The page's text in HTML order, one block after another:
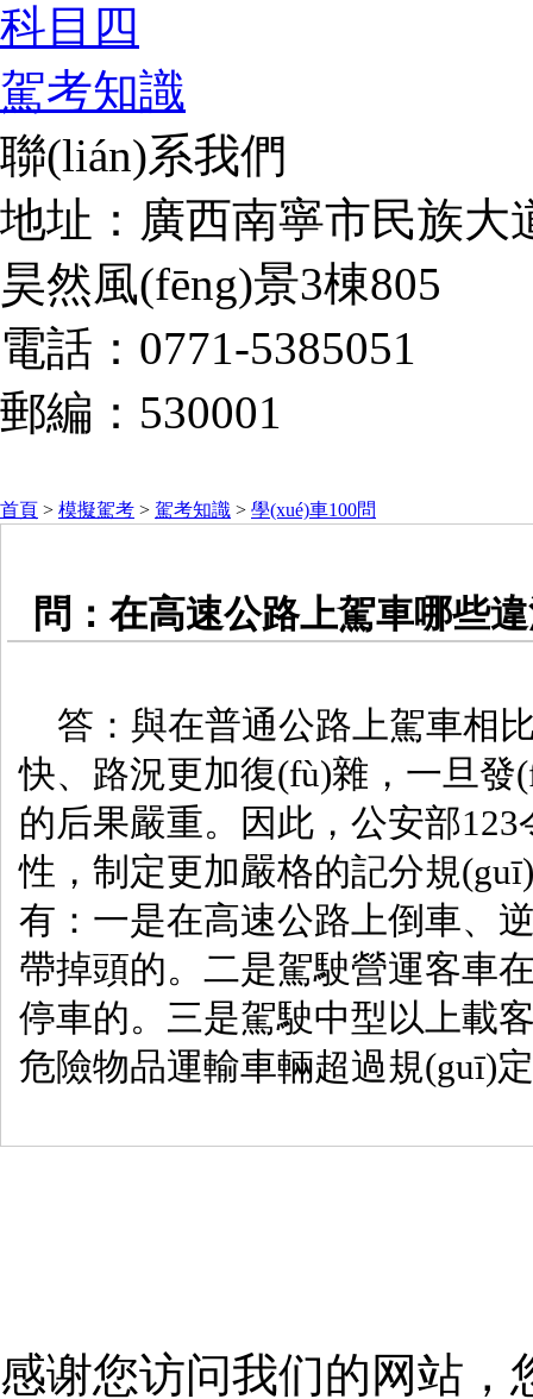
科目四
駕考知識
聯(lián)系我們
地址：廣西南寧市民族大
昊然風(fēng)景3棟805
電話：0771-5385051
郵編：530001
首頁 > 模擬駕考 > 駕考知識 > 學(xué)車100問
問：在高速公路上駕車哪些
答：與在普通公路上駕車相
快、路況更加復(fù)雜，一
的后果嚴重。因此，公安部
性，制定更加嚴格的記分規(guī)定
有：一是在高速公路上倒車、
帶掉頭的。二是駕駛營運客
停車的。三是駕駛中型以上載客
危險物品運輸車輛超過規(guī)定時
感谢您访问我们的网站，